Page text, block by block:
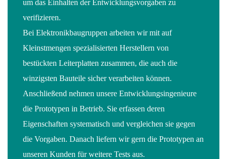
um das Einhalten der Entwicklungsvorgaben zu
verifizieren.
Bei Elektronikbaugruppen arbeiten wir mit auf
Kleinstmengen spezialisierten Herstellern von
bestückten Leiterplatten zusammen, die auch die
winzigsten Bauteile sicher verarbeiten können.
Anschließend nehmen unsere Entwicklungsingenieure
die Prototypen in Betrieb. Sie erfassen deren
Eigenschaften systematisch und vergleichen sie gegen
die Vorgaben. Danach liefern wir gern die Prototypen an
unseren Kunden für weitere Tests aus.